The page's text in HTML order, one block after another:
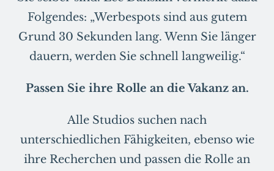
Folgendes: „Werbespots sind aus gutem
Grund 30 Sekunden lang. Wenn Sie länger
dauern, werden Sie schnell langweilig.“
Passen Sie ihre Rolle an die Vakanz an.
Alle Studios suchen nach
unterschiedlichen Fähigkeiten, ebenso wie
ihre Recherchen und passen die Rolle an